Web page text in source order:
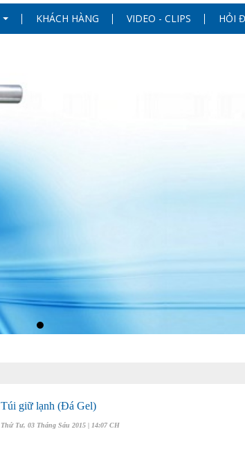
KHÁCH HÀNG VIDEO - CLIPS HỎI
Túi giữ lạnh (Đá Gel)
Thứ Tư, 03 Tháng Sáu 2015 | 14:07 CH